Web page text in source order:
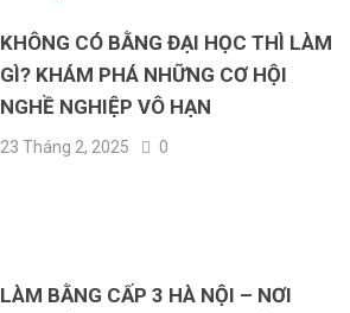
KHÔNG CÓ BẰNG ĐẠI HỌC THÌ LÀM
GÌ? KHÁM PHÁ NHỮNG CƠ HỘI
NGHỀ NGHIỆP VÔ HẠN
23 Tháng 2, 2025 0
LÀM BẰNG CẤP 3 HÀ NỘI – NƠI